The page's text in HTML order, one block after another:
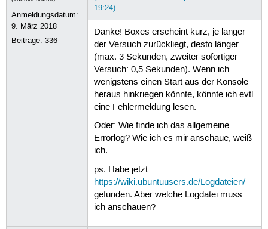
Anmeldungsdatum:
9. März 2018
Beiträge:336
19:24)
Danke! Boxes erscheint kurz, je länger
der Versuch zurückliegt, desto länger
(max. 3 Sekunden, zweiter sofortiger
Versuch: 0,5 Sekunden). Wenn ich
wenigstens einen Start aus der Konsole
heraus hinkriegen könnte, könnte ich evtl
eine Fehlermeldung lesen.
Oder: Wie finde ich das allgemeine
Errorlog? Wie ich es mir anschaue, weiß
ich.
ps. Habe jetzt
https://wiki.ubuntuusers.de/Logdateien/
gefunden. Aber welche Logdatei muss
ich anschauen?